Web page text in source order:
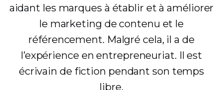
aidant les marques à établir et à améliorer
le marketing de contenu et le
référencement. Malgré cela, il a de
l’expérience en entrepreneuriat. Il est
écrivain de fiction pendant son temps
libre.